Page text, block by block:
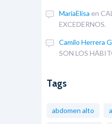
MariaElisa en
EXCEDERNOS.
Camilo Herrera
SON LOS
Tags
abdomen alto